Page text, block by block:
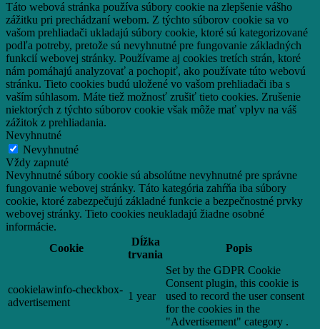
Táto webová stránka používa súbory cookie na zlepšenie vášho
zážitku pri prechádzaní webom. Z týchto súborov cookie sa vo
vašom prehliadači ukladajú súbory cookie, ktoré sú kategorizované
podľa potreby, pretože sú nevyhnutné pre fungovanie základných
funkcií webovej stránky. Používame aj cookies tretích strán, ktoré
nám pomáhajú analyzovať a pochopiť, ako používate túto webovú
stránku. Tieto cookies budú uložené vo vašom prehliadači iba s
vaším súhlasom. Máte tiež možnosť zrušiť tieto cookies. Zrušenie
niektorých z týchto súborov cookie však môže mať vplyv na váš
zážitok z prehliadania.
Nevyhnutné
Nevyhnutné
Vždy zapnuté
Nevyhnutné súbory cookie sú absolútne nevyhnutné pre správne
fungovanie webovej stránky. Táto kategória zahŕňa iba súbory
cookie, ktoré zabezpečujú základné funkcie a bezpečnostné prvky
webovej stránky. Tieto cookies neukladajú žiadne osobné
informácie.
Cookie
Dĺžka
trvania
Popis
cookielawinfo-checkbox-
advertisement
1 year
Set by the GDPR Cookie
Consent plugin, this cookie is
used to record the user consent
for the cookies in the
"Advertisement" category .